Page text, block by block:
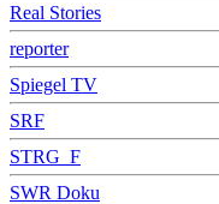
Real Stories
reporter
Spiegel TV
SRF
STRG_F
SWR Doku